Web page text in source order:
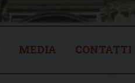
MEDIA CONTATTI